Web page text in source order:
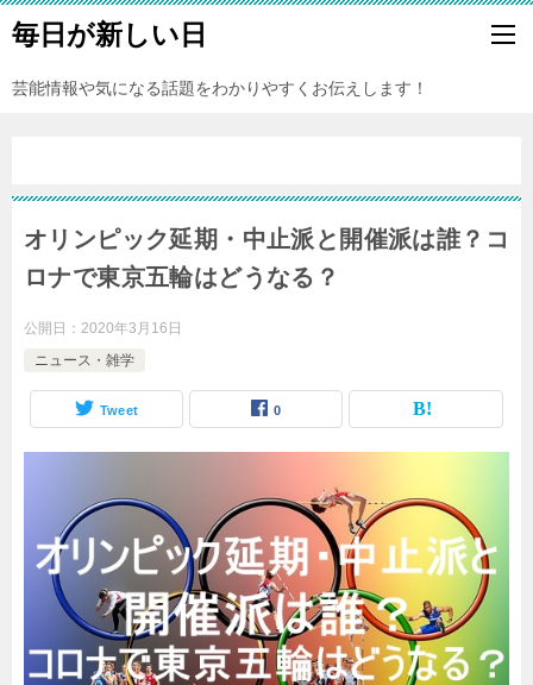
毎日が新しい日
芸能情報や気になる話題をわかりやすくお伝えします！
オリンピック延期・中止派と開催派は誰？コ
ロナで東京五輪はどうなる？
公開日： 2020年3月16日
ニュース・雑学
Tweet 0